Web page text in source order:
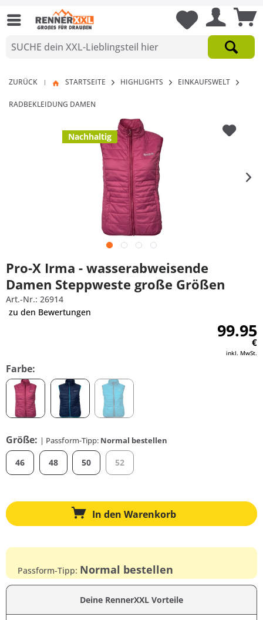
ZURÜCK | STARTSEITE HIGHLIGHTS EINKAUFSWELT
RADBEKLEIDUNG DAMEN
Nachhaltig
Pro-X Irma - wasserabweisende
Damen Steppweste große Größen
Art.-Nr.: 26914
zu den Bewertungen
99.95
€
inkl. MwSt.
Farbe:
Größe: | Passform-Tipp: Normal bestellen
46 48 50 52
In den Warenkorb
Passform-Tipp: Normal bestellen
Deine RennerXXL Vorteile